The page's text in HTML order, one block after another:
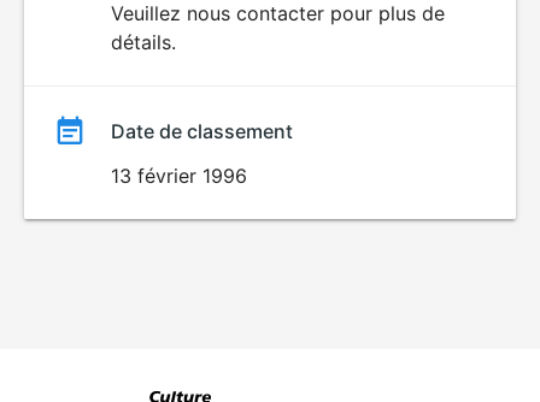
Veuillez nous contacter pour plus de
détails.
Date de classement
13 février 1996